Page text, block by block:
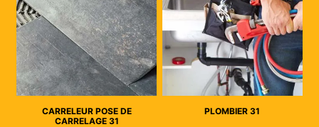
CARRELEUR POSE DE
CARRELAGE 31
PLOMBIER 31